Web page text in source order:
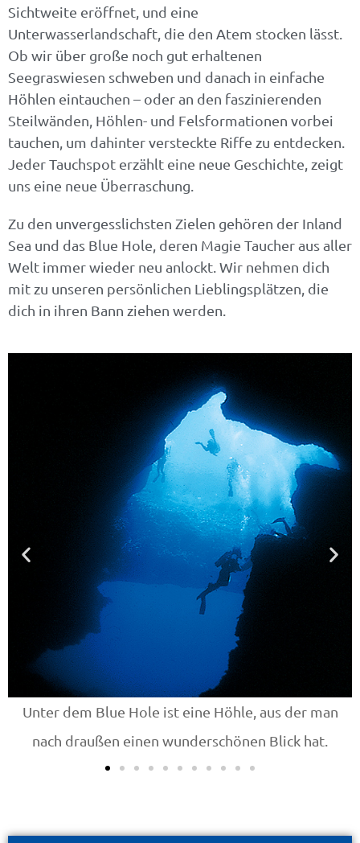
Sichtweite eröffnet, und eine
Unterwasserlandschaft, die den Atem stocken lässt.
Ob wir über große noch gut erhaltenen
Seegraswiesen schweben und danach in einfache
Höhlen eintauchen – oder an den faszinierenden
Steilwänden, Höhlen- und Felsformationen vorbei
tauchen, um dahinter versteckte Riffe zu entdecken.
Jeder Tauchspot erzählt eine neue Geschichte, zeigt
uns eine neue Überraschung.
Zu den unvergesslichsten Zielen gehören der Inland
Sea und das Blue Hole, deren Magie Taucher aus aller
Welt immer wieder neu anlockt. Wir nehmen dich
mit zu unseren persönlichen Lieblingsplätzen, die
dich in ihren Bann ziehen werden.
Unter dem Blue Hole ist eine Höhle, aus der man
nach draußen einen wunderschönen Blick hat.